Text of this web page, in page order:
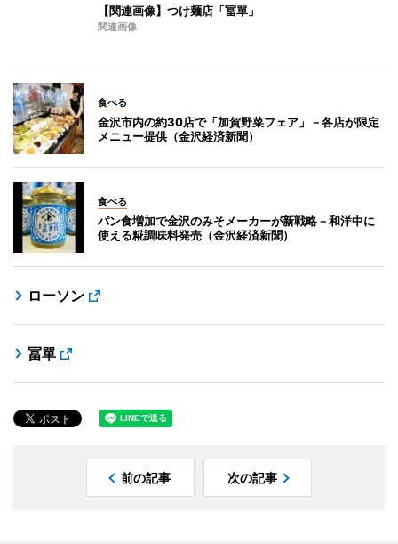
【関連画像】つけ麺店「冨單」
関連画像
食べる
金沢市内の約30店で「加賀野菜フェア」－各店が限定
メニュー提供（金沢経済新聞）
食べる
パン食増加で金沢のみそメーカーが新戦略－和洋中に
使える糀調味料発売（金沢経済新聞）
ローソン
冨單
前の記事 次の記事